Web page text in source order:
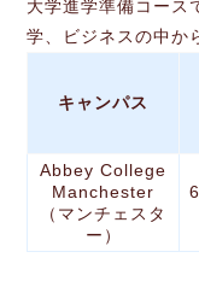
大学進学準備コース
学、ビジネスの中か
キャンパス
Abbey College
Manchester
（マンチェスタ
ー）